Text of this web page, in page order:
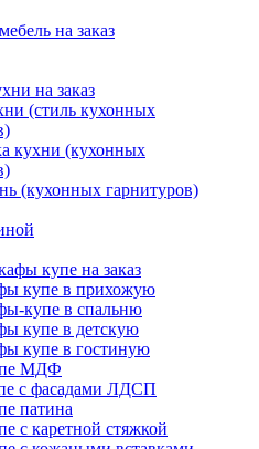
на заказ
на заказ
(стиль кухонных
кухни (кухонных
(кухонных гарнитуров)
купе на заказ
купе в прихожую
купе в спальню
купе в детскую
купе в гостиную
МДФ
с фасадами ЛДСП
патина
с каретной стяжкой